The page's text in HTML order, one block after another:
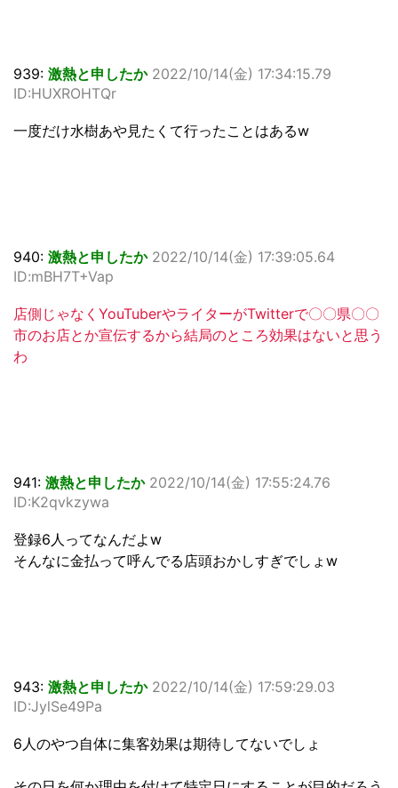
939: 激熱と申したか 2022/10/14(金) 17:34:15.79
ID:HUXROHTQr
一度だけ水樹あや見たくて行ったことはあるw
940: 激熱と申したか 2022/10/14(金) 17:39:05.64
ID:mBH7T+Vap
店側じゃなくYouTuberやライターがTwitterで〇〇県〇〇
市のお店とか宣伝するから結局のところ効果はないと思う
わ
941: 激熱と申したか 2022/10/14(金) 17:55:24.76
ID:K2qvkzywa
登録6人ってなんだよw
そんなに金払って呼んでる店頭おかしすぎでしょw
943: 激熱と申したか 2022/10/14(金) 17:59:29.03
ID:JylSe49Pa
6人のやつ自体に集客効果は期待してないでしょ